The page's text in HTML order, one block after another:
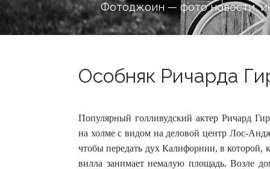
Фотоджоин — фото новости,
Особняк Ричарда
Популярный голливудский актер Ричард
на холме с видом на деловой центр Лос-
чтобы передать дух Калифорнии, в которой,
вилла занимает немалую площадь. Возле